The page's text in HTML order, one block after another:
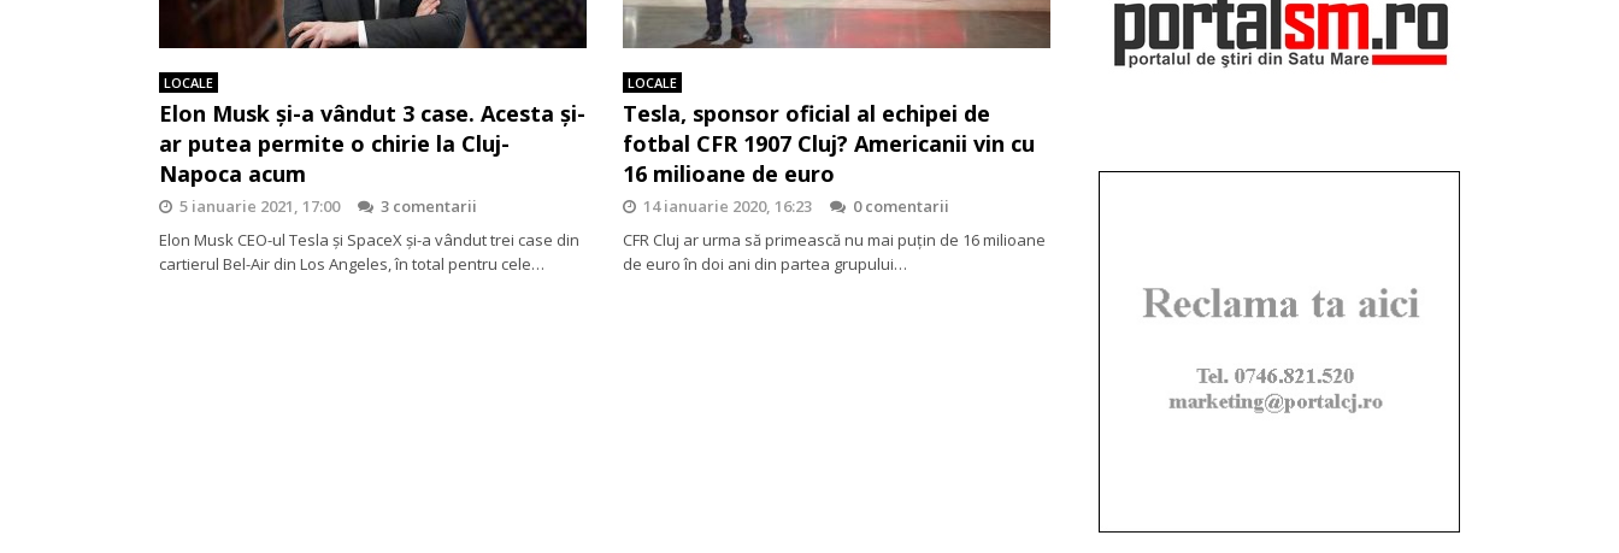
LOCALE
Elon Musk și-a vândut 3 case. Acesta și-
ar putea permite o chirie la Cluj-
Napoca acum
5 ianuarie 2021, 17:00
3 comentarii
Elon Musk CEO-ul Tesla și SpaceX și-a vândut trei case din
cartierul Bel-Air din Los Angeles, în total pentru cele…
LOCALE
Tesla, sponsor oficial al echipei de
fotbal CFR 1907 Cluj? Americanii vin cu
16 milioane de euro
14 ianuarie 2020, 16:23
0 comentarii
CFR Cluj ar urma să primească nu mai puțin de 16 milioane
de euro în doi ani din partea grupului…